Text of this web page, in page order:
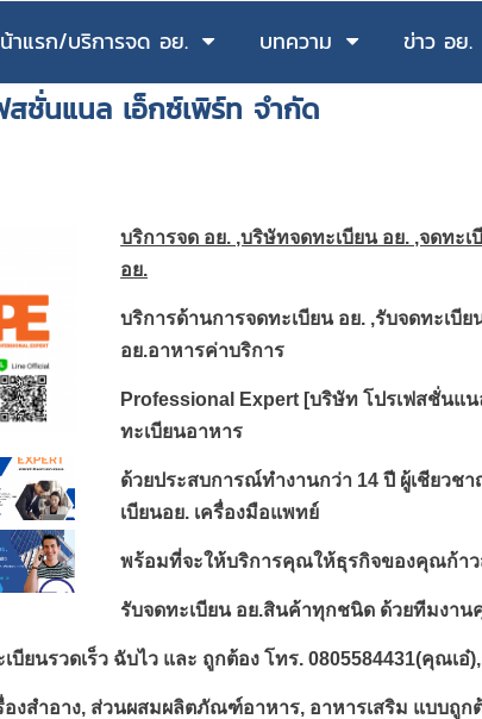
าแรก/บริการจด อย. บทความ ข่าว อย.
ชั่นแนล เอ็กซ์เพิร์ท จำกัด
บริการจด อย. ,บริษัทจดทะเบียน อย. ,จดทะเ
อย.
บริการด้านการจดทะเบียน อย. ,รับจดทะเบีย
อย.อาหารค่าบริการ
Professional Expert [บริษัท โปรเฟสชั่นแ
ทะเบียนอาหาร
ด้วยประสบการณ์ทำงานกว่า 14 ปี ผู้เชียวช
เบียนอย. เครื่องมือแพทย์
พร้อมที่จะให้บริการคุณให้ธุรกิจของคุณก้า
รับจดทะเบียน อย.สินค้าทุกชนิด ด้วยทีมงา
ยนรวดเร็ว ฉับไว และ ถูกต้อง โทร. 0805584431(คุณเอ๋)
งสำอาง, ส่วนผสมผลิตภัณฑ์อาหาร, อาหารเสริม แบบถูกต้